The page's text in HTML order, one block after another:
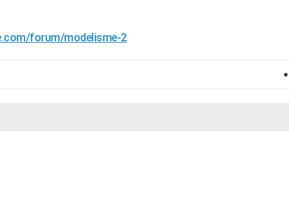
forum/modelisme-2